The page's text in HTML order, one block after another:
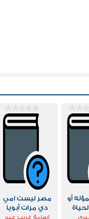
أو
مصر ليست امي
دي مرات أبويا
اسامة غريب عبد